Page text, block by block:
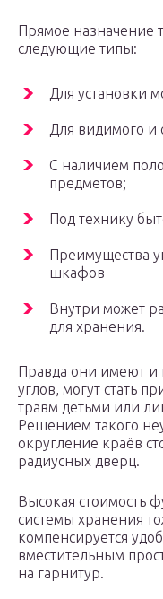
Прямое назначение
следующие типы:
Для установки
Для видимого и
С наличием
предметов;
Под технику
Преимущества
шкафов
Внутри может
для хранения.
Правда они имеют и
углов, могут стать
травм детьми или
Решением такого
округление краёв
радиусных дверц.
Высокая стоимость
системы хранения
компенсируется
вместительным
на гарнитур.